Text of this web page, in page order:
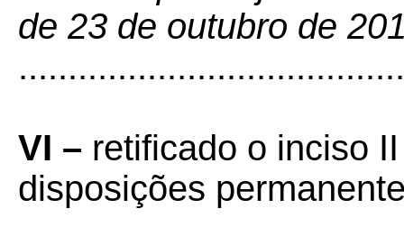
de 23 de outubro de
VI – retificado o inciso
disposições